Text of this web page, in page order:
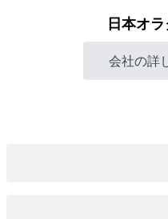
日本オ
会社の詳